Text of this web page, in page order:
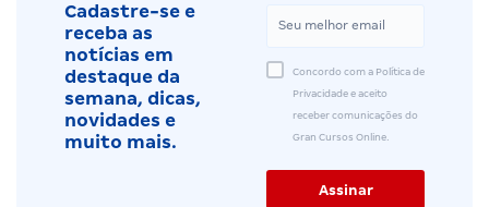
Cadastre-se e
receba as
notícias em
destaque da
semana, dicas,
novidades e
muito mais.
Concordo com a Política de
Privacidade e aceito
receber comunicações do
Gran Cursos Online.